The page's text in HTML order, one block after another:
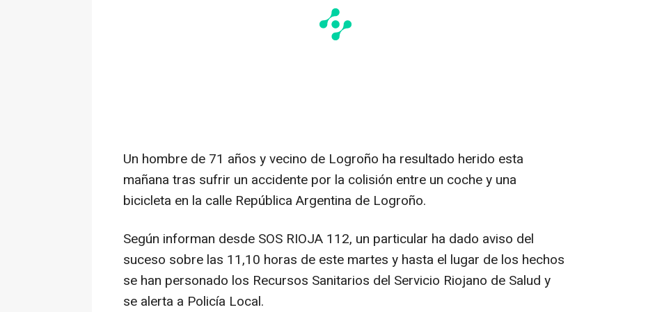
Un hombre de 71 años y vecino de Logroño ha resultado herido esta
mañana tras sufrir un accidente por la colisión entre un coche y una
bicicleta en la calle República Argentina de Logroño.
Según informan desde SOS RIOJA 112, un particular ha dado aviso del
suceso sobre las 11,10 horas de este martes y hasta el lugar de los hechos
se han personado los Recursos Sanitarios del Servicio Riojano de Salud y
se alerta a Policía Local.